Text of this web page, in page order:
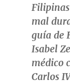
mal
guía de
Isabel
médico
Carlos